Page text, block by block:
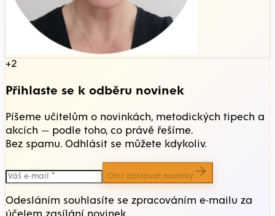
+2
Přihlaste se k odběru novinek
Píšeme učitelům o novinkách, metodických tipech a
akcích — podle toho, co právě řešíme.
Bez spamu. Odhlásit se můžete kdykoliv.
Chci dostávat novinky
Odesláním souhlasíte se zpracováním e-mailu za